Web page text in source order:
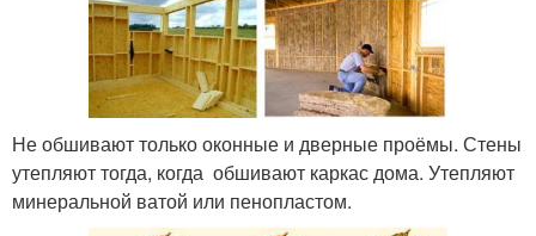
Не обшивают только оконные и дверные проёмы. Стены
утепляют тогда, когда обшивают каркас дома. Утепляют
минеральной ватой или пенопластом.